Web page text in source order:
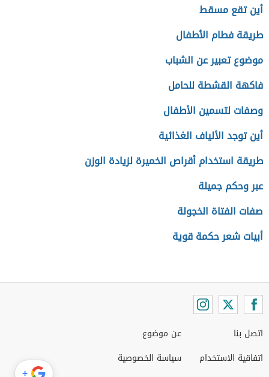
أين تقع مسقط
طريقة فطام الأطفال
موضوع تعبير عن الشباب
فاكهة القشطة للحامل
وصفات لتسمين الأطفال
أين توجد الألياف الغذائية
طريقة استخدام أقراص الخميرة لزيادة الوزن
عبر وحكم جميلة
صفات الفتاة الخجولة
أبيات شعر حكمة قوية
اتصل بنا
اتفاقية الاستخدام
عن موضوع
سياسة الخصوصية
+